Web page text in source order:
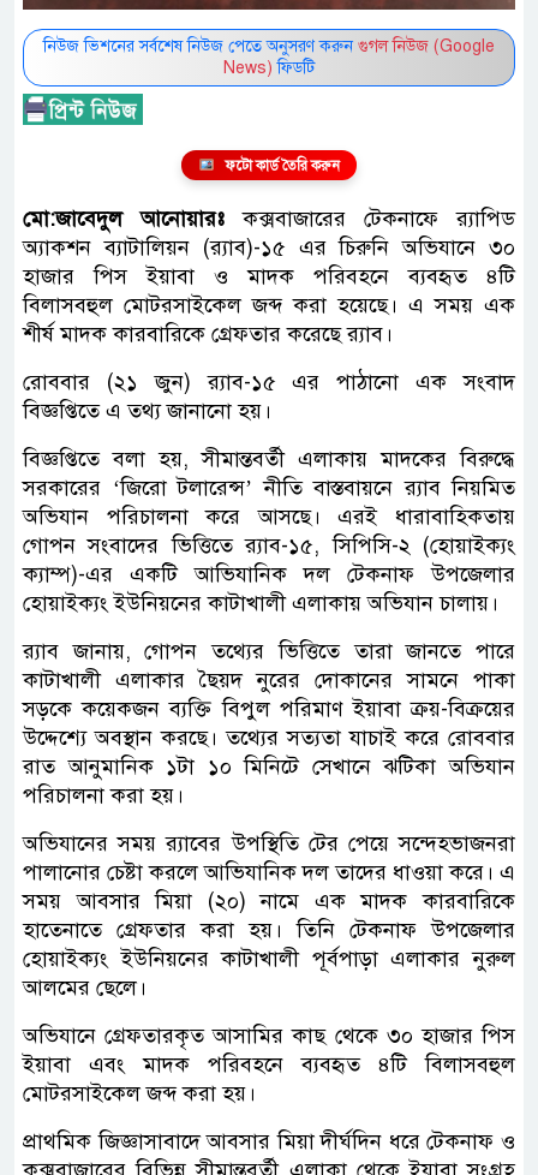
নিউজ ভিশনের সর্বশেষ নিউজ পেতে অনুসরণ করুন গুগল নিউজ (Google
News) ফিডটি
ফটো কার্ড তৈরি করুন
মো:জাবেদুল আনোয়ারঃকক্সবাজারের টেকনাফে র‌্যাপিড
অ্যাকশন ব্যাটালিয়ন (র‌্যাব)-১৫ এর চিরুনি অভিযানে ৩০
হাজার পিস ইয়াবা ও মাদক পরিবহনে ব্যবহৃত ৪টি
বিলাসবহুল মোটরসাইকেল জব্দ করা হয়েছে। এ সময় এক
শীর্ষ মাদক কারবারিকে গ্রেফতার করেছে র‌্যাব।
রোববার (২১ জুন) র‌্যাব-১৫ এর পাঠানো এক সংবাদ
বিজ্ঞপ্তিতে এ তথ্য জানানো হয়।
বিজ্ঞপ্তিতে বলা হয়, সীমান্তবর্তী এলাকায় মাদকের বিরুদ্ধে
সরকারের ‘জিরো টলারেন্স’ নীতি বাস্তবায়নে র‌্যাব নিয়মিত
অভিযান পরিচালনা করে আসছে। এরই ধারাবাহিকতায়
গোপন সংবাদের ভিত্তিতে র‌্যাব-১৫, সিপিসি-২ (হোয়াইক্যং
ক্যাম্প)-এর একটি আভিযানিক দল টেকনাফ উপজেলার
হোয়াইক্যং ইউনিয়নের কাটাখালী এলাকায় অভিযান চালায়।
র‌্যাব জানায়, গোপন তথ্যের ভিত্তিতে তারা জানতে পারে
কাটাখালী এলাকার ছৈয়দ নুরের দোকানের সামনে পাকা
সড়কে কয়েকজন ব্যক্তি বিপুল পরিমাণ ইয়াবা ক্রয়-বিক্রয়ের
উদ্দেশ্যে অবস্থান করছে। তথ্যের সত্যতা যাচাই করে রোববার
রাত আনুমানিক ১টা ১০ মিনিটে সেখানে ঝটিকা অভিযান
পরিচালনা করা হয়।
অভিযানের সময় র‌্যাবের উপস্থিতি টের পেয়ে সন্দেহভাজনরা
পালানোর চেষ্টা করলে আভিযানিক দল তাদের ধাওয়া করে। এ
সময় আবসার মিয়া (২০) নামে এক মাদক কারবারিকে
হাতেনাতে গ্রেফতার করা হয়। তিনি টেকনাফ উপজেলার
হোয়াইক্যং ইউনিয়নের কাটাখালী পূর্বপাড়া এলাকার নুরুল
আলমের ছেলে।
অভিযানে গ্রেফতারকৃত আসামির কাছ থেকে ৩০ হাজার পিস
ইয়াবা এবং মাদক পরিবহনে ব্যবহৃত ৪টি বিলাসবহুল
মোটরসাইকেল জব্দ করা হয়।
প্রাথমিক জিজ্ঞাসাবাদে আবসার মিয়া দীর্ঘদিন ধরে টেকনাফ ও